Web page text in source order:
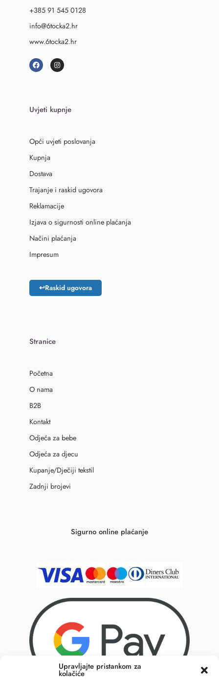
Upravljajte pristankom za
kolačiće
+385 91 545 0128
info@6tocka2.hr
www.6tocka2.hr
Uvjeti kupnje
Opći uvjeti poslovanja
Kupnja
Dostava
Trajanje i raskid ugovora
Reklamacije
Izjava o sigurnosti online plaćanja
Načini plaćanja
Impresum
↩Raskid ugovora
Stranice
Početna
O nama
B2B
Kontakt
Odjeća za bebe
Odjeća za djecu
Kupanje/Dječiji tekstil
Zadnji brojevi
Sigurno online plaćanje